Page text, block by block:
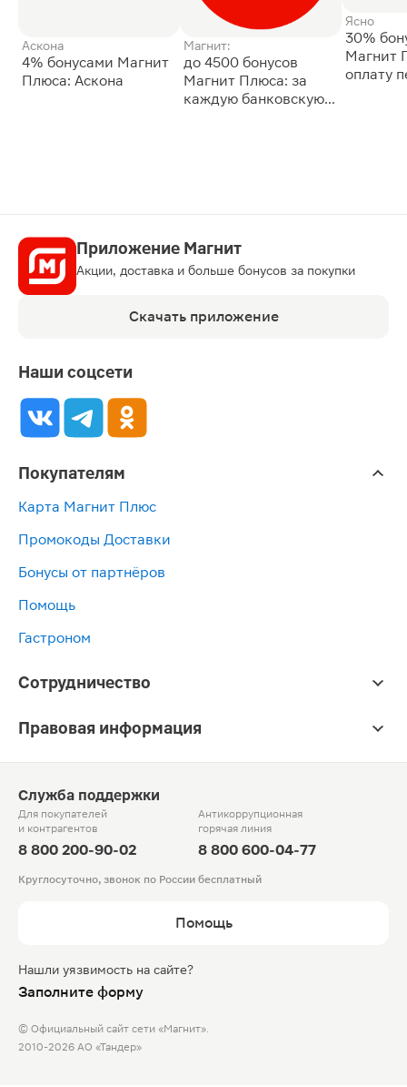
Аскона
4% бонусами Магнит
Плюса: Аскона
Магнит:
до 4500 бонусов
Магнит Плюса: за
каждую банковскую
Ясно
30%
Магнит
оплату
Приложение Магнит
Акции, доставка и больше бонусов за покупки
Скачать приложение
Наши соцсети
Покупателям
Карта Магнит Плюс
Промокоды Доставки
Бонусы от партнёров
Помощь
Гастроном
Сотрудничество
Правовая информация
Служба поддержки
Для покупателей
и контрагентов
8 800 200-90-02
Антикоррупционная
горячая линия
8 800 600-04-77
Круглосуточно, звонок по России бесплатный
Помощь
Нашли уязвимость на сайте?
Заполните форму
© Официальный сайт сети «Магнит».
2010-2026 АО «Тандер»